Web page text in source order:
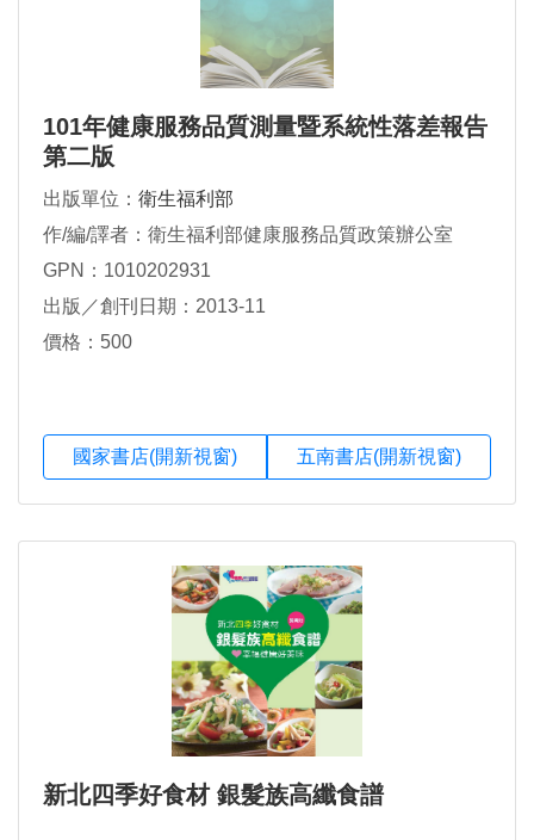
101年健康服務品質測量暨系統性落差報告
第二版
出版單位： 衛生福利部
作/編/譯者：衛生福利部健康服務品質政策辦公室
GPN：1010202931
出版／創刊日期：2013-11
價格：500
國家書店(開新視窗) 五南書店(開新視窗)
新北四季好食材 銀髮族高纖食譜